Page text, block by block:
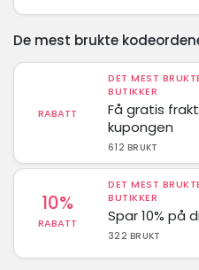
De mest brukte
RABATT
DET MEST
BUTIKKER
Få gratis
kupongen
612 BRUKT
10%
RABATT
DET MEST
BUTIKKER
Spar 10% på
322 BRUKT